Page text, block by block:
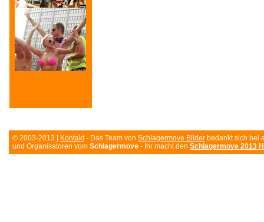
© 2003-2013 | Kontakt- Das Team von Schlagermove Bilder bedankt sich bei
und Organisatoren vom Schlagermove - Ihr macht den Schlagermove 2013